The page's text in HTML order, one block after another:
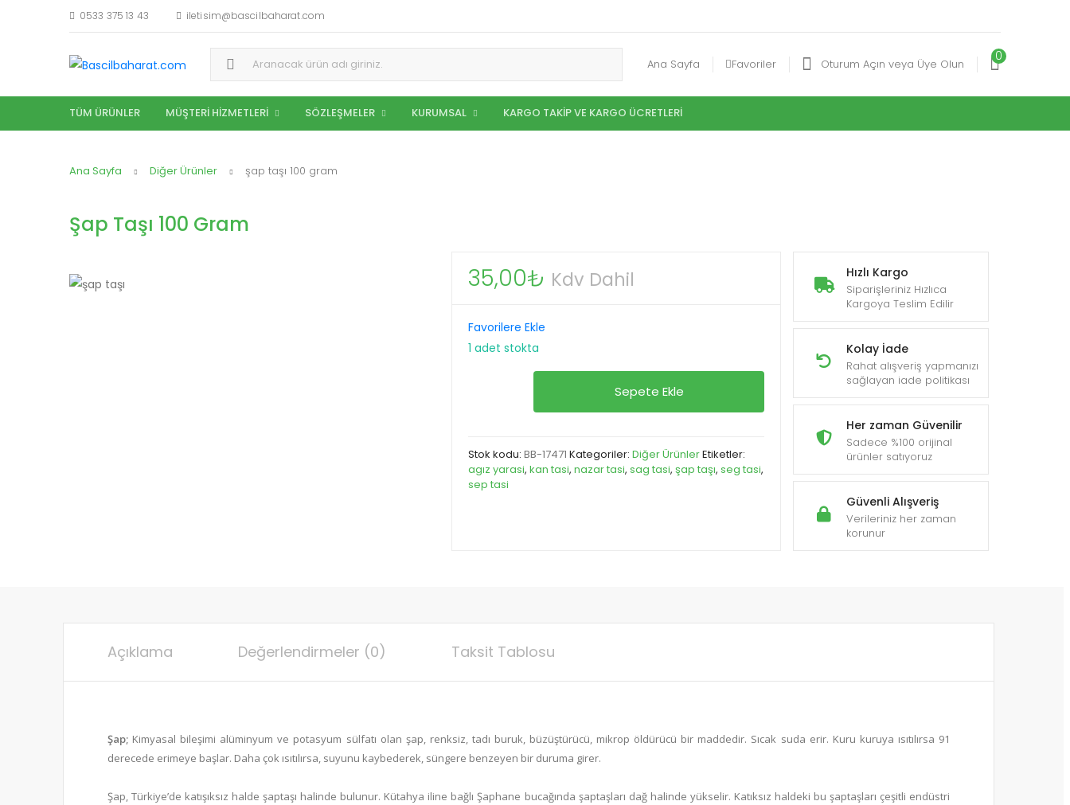
0533 375 13 43 iletisim@bascilbaharat.com
Aramak: Ana Sayfa Favoriler Oturum Açın veya Üye Olun
0
TÜM ÜRÜNLER MÜŞTERI HIZMETLERI SÖZLEŞMELER KURUMSAL KARGO TAKIP VE KARGO ÜCRETLERI
Ana Sayfa Diğer Ürünler şap taşı 100 gram
Şap Taşı 100 Gram
Hızlı Kargo
Siparişleriniz Hızlıca
Kargoya Teslim Edilir
Kolay İade
Rahat alışveriş yapmanızı
sağlayan iade politikası
Her zaman Güvenilir
Sadece %100 orijinal
ürünler satıyoruz
Güvenli Alışveriş
Verileriniz her zaman
korunur
35,00₺ Kdv Dahil
Favorilere Ekle
1 adet stokta
adet
Sepete Ekle
Stok kodu: BB-17471 Kategoriler: Diğer ÜrünlerEtiketler:
agız yarasi, kan tasi, nazar tasi, sag tasi, şap taşı, seg tasi,
sep tasi
Açıklama Değerlendirmeler (0) Taksit Tablosu
Şap; Kimyasal bileşimi alüminyum ve potasyum sülfatı olan şap, renksiz, tadı buruk, büzüştürücü, mikrop öldürücü bir maddedir. Sıcak suda erir. Kuru kuruya ısıtılırsa 91
derecede erimeye başlar. Daha çok ısıtılırsa, suyunu kaybederek, süngere benzeyen bir duruma girer.
Şap, Türkiye’de katışıksız halde şaptaşı halinde bulunur. Kütahya iline bağlı Şaphane bucağında şaptaşları dağ halinde yükselir. Katıksız haldeki bu şaptaşları çeşitli endüstri